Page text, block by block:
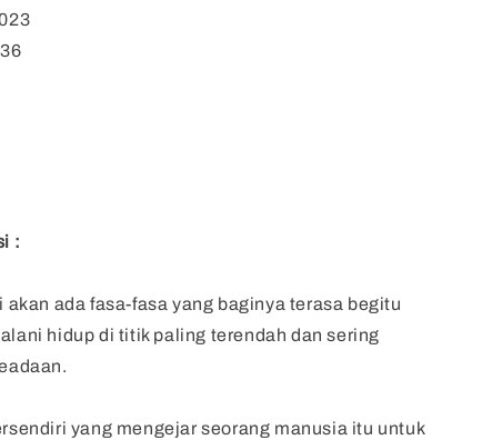
:
akan ada fasa-fasa yang baginya terasa begitu
hidup di titik paling terendah dan sering
yang mengejar seorang manusia itu untuk